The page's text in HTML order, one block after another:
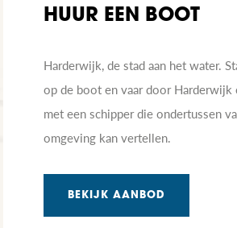
HUUR EEN BOOT
Harderwijk, de stad aan het water.
op de boot en vaar door Harderwijk
met een schipper die ondertussen
omgeving kan vertellen.
BEKIJK AANBOD